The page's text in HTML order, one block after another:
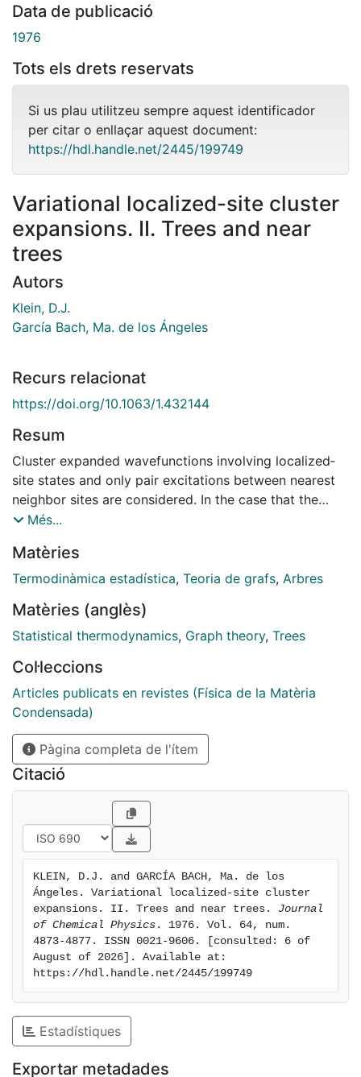
Data de publicació
1976
Tots els drets reservats
Si us plau utilitzeu sempre aquest identificador
per citar o enllaçar aquest document:
https://hdl.handle.net/2445/199749
Variational localized-site cluster
expansions. II. Trees and near
trees
Autors
Klein, D.J.
García Bach, Ma. de los Ángeles
Recurs relacionat
https://doi.org/10.1063/1.432144
Resum
Cluster expanded wavefunctions involving localized‐
site states and only pair excitations between nearest
neighbor sites are considered. In the case that the
bonds connecting these nearest neighbor sites form a
formulas are obtained in terms of the inverse of a
modified type of topological matrix associated with
cases, without any touching rings, is also discussed.
Més...
Matèries
Termodinàmica estadística, Teoria de grafs, Arbres
Matèries (anglès)
Statistical thermodynamics, Graph theory, Trees
Col·leccions
Articles publicats en revistes (Física de la Matèria
Condensada)
Pàgina completa de l'ítem
Citació
KLEIN, D.J. and GARCÍA BACH, Ma. de los
Ángeles. Variational localized-site cluster
expansions. II. Trees and near trees. Journal
of Chemical Physics . 1976. Vol. 64, num.
4873-4877. ISSN 0021-9606. [consulted: 6 of
August of 2026]. Available at:
https://hdl.handle.net/2445/199749
Estadístiques
Exportar metadades